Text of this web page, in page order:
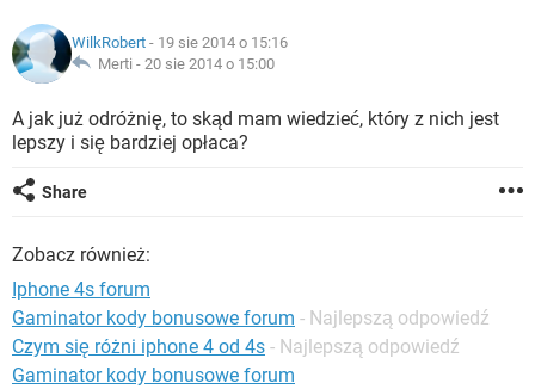
WINDOWS 10
INSTAGRAM FACEBOOK
WINDOWS 10
GRY
IOS
INSTAGRAM FACEBOOK
WINDOWS 10
COVID-19 TIKTOK
GRY
SPOTIFY NETFLIX
ARTYKUŁY
COVID-19 TIKTOK
GRY
SPOTIFY
WilkRobert - 19 sie 2014 o 15:16
Merti - 20 sie 2014 o 15:00
A jak już odróżnię, to skąd mam wiedzieć, który z nich jest
lepszy i się bardziej opłaca?
Share
Zobacz również:
Iphone 4s forum
Gaminator kody bonusowe forum - Najlepszą odpowiedź
Czym się różni iphone 4 od 4s - Najlepszą odpowiedź
Gaminator kody bonusowe forum